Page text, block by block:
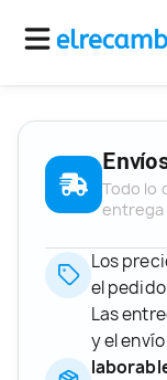
Todo lo
entrega
Los
el
Las
y el